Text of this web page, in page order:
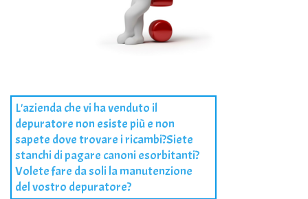
L'azienda che vi ha venduto il
depuratore non esiste più e non
sapete dove trovare i ricambi?Siete
stanchi di pagare canoni esorbitanti?
Volete fare da soli la manutenzione
del vostro depuratore?